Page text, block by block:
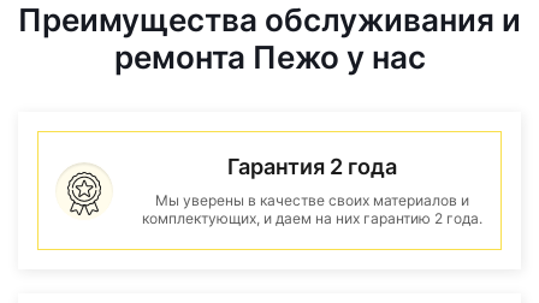
Преимущества обслуживания и
ремонта Пежо у нас
Гарантия 2 года
Мы уверены в качестве своих материалов и
комплектующих, и даем на них гарантию 2 года.